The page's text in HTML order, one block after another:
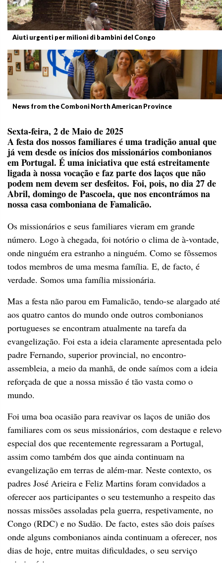
Aiuti urgenti per milioni di bambini del Congo
News from the Comboni North American Province
Sexta-feira, 2 de Maio de 2025
A festa dos nossos familiares é uma tradição anual que
já vem desde os inícios dos missionários combonianos
em Portugal. É uma iniciativa que está estreitamente
ligada à nossa vocação e faz parte dos laços que não
podem nem devem ser desfeitos. Foi, pois, no dia 27 de
Abril, domingo de Pascoela, que nos encontrámos na
nossa casa comboniana de Famalicão.
Os missionários e seus familiares vieram em grande
número. Logo à chegada, foi notório o clima de à-vontade,
onde ninguém era estranho a ninguém. Como se fôssemos
todos membros de uma mesma família. E, de facto, é
verdade. Somos uma família missionária.
Mas a festa não parou em Famalicão, tendo-se alargado até
aos quatro cantos do mundo onde outros combonianos
portugueses se encontram atualmente na tarefa da
evangelização. Foi esta a ideia claramente apresentada pelo
padre Fernando, superior provincial, no encontro-
assembleia, a meio da manhã, de onde saímos com a ideia
reforçada de que a nossa missão é tão vasta como o
mundo.
Foi uma boa ocasião para reavivar os laços de união dos
familiares com os seus missionários, com destaque e relevo
especial dos que recentemente regressaram a Portugal,
assim como também dos que ainda continuam na
evangelização em terras de além-mar. Neste contexto, os
padres José Arieira e Feliz Martins foram convidados a
oferecer aos participantes o seu testemunho a respeito das
nossas missões assoladas pela guerra, respetivamente, no
Congo (RDC) e no Sudão. De facto, estes são dois países
onde alguns combonianos ainda continuam a oferecer, nos
dias de hoje, entre muitas dificuldades, o seu serviço